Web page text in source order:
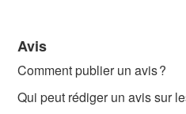
Avis
Comment publier un avis ?
Qui peut rédiger un avis sur